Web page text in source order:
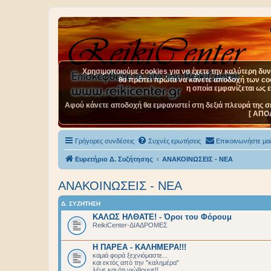
Γρήγορες συνδέσεις Συχνές ερωτήσεις Επικοινωνήστε
Ευρετήριο Δ. Συζήτησης ΑΝΑΚΟΙΝΩΣΕΙΣ - ΝΕΑ
ΑΝΑΚΟΙΝΩΣΕΙΣ - ΝΕΑ
Δ. ΣΥΖΉΤΗΣΗ
ΚΑΛΩΣ ΗΛΘΑΤΕ! - Όροι του Φόρουμ
ReikiCenter-ΔΙΑΔΡΟΜΕΣ
Η ΠΑΡΕΑ - ΚΑΛΗΜΕΡΑ!!!
καμιά φορά ξεχνιόμαστε...
και εκτός από την "καλημέρα"
Χρησιμοποιούμε cookies για να έχετε την καλύτερη
θα πρέπει πρώτα να κάνετε αποδοχή των
η οποία εμφανίζεται ως
Αφού κάνετε αποδοχή θα εμφανιστεί στη δεξιά πλευρά
[